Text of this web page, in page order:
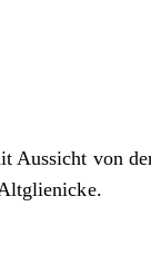
Aussicht von